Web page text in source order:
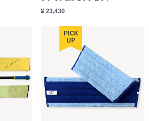
¥ 23,430